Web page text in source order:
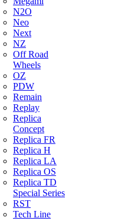
N2O
Neo
Next
NZ
Off Road
Wheels
OZ
PDW
Remain
Replay
Replica
Concept
Replica FR
Replica H
Replica LA
Replica OS
Replica TD
Special Series
RST
Tech Line